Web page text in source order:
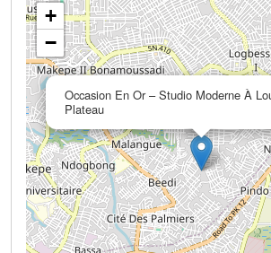
Occasion En Or – Studio Moderne À
Plateau
+
−